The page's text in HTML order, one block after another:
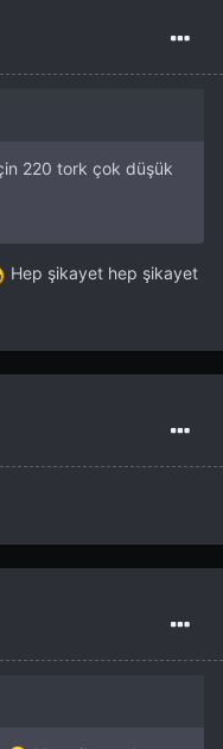
220 tork çok düşük
Hep şikayet hep şikayet